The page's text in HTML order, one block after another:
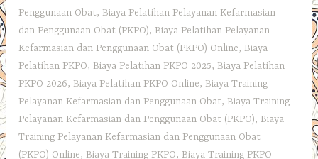
Penggunaan Obat, Biaya Pelatihan Pelayanan Kefarmasian
dan Penggunaan Obat (PKPO), Biaya Pelatihan Pelayanan
Kefarmasian dan Penggunaan Obat (PKPO) Online, Biaya
Pelatihan PKPO, Biaya Pelatihan PKPO 2025, Biaya Pelatihan
PKPO 2026, Biaya Pelatihan PKPO Online, Biaya Training
Pelayanan Kefarmasian dan Penggunaan Obat, Biaya Training
Pelayanan Kefarmasian dan Penggunaan Obat (PKPO), Biaya
Training Pelayanan Kefarmasian dan Penggunaan Obat
(PKPO) Online, Biaya Training PKPO, Biaya Training PKPO